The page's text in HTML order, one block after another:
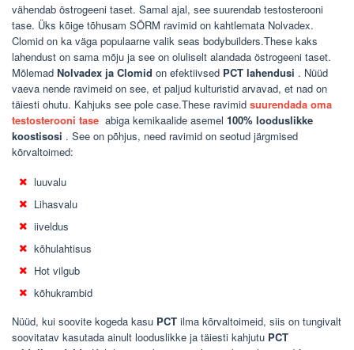
vähendab östrogeeni taset. Samal ajal, see suurendab testosterooni
tase. Üks kõige tõhusam SÖRM ravimid on kahtlemata Nolvadex.
Clomid on ka väga populaarne valik seas bodybuilders.These kaks
lahendust on sama mõju ja see on oluliselt alandada östrogeeni taset.
Mõlemad Nolvadex ja Clomid on efektiivsed PCT lahendusi . Nüüd
vaeva nende ravimeid on see, et paljud kulturistid arvavad, et nad on
täiesti ohutu. Kahjuks see pole case.These ravimid suurendada oma
testosterooni tase abiga kemikaalide asemel 100% looduslikke
koostisosi . See on põhjus, need ravimid on seotud järgmised
kõrvaltoimed:
luuvalu
Lihasvalu
iiveldus
kõhulahtisus
Hot vilgub
kõhukrambid
Nüüd, kui soovite kogeda kasu PCT ilma kõrvaltoimeid, siis on tungivalt
soovitatav kasutada ainult looduslikke ja täiesti kahjutu PCT